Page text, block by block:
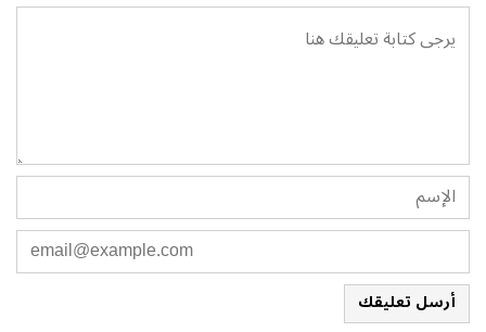
أرسل تعليقك